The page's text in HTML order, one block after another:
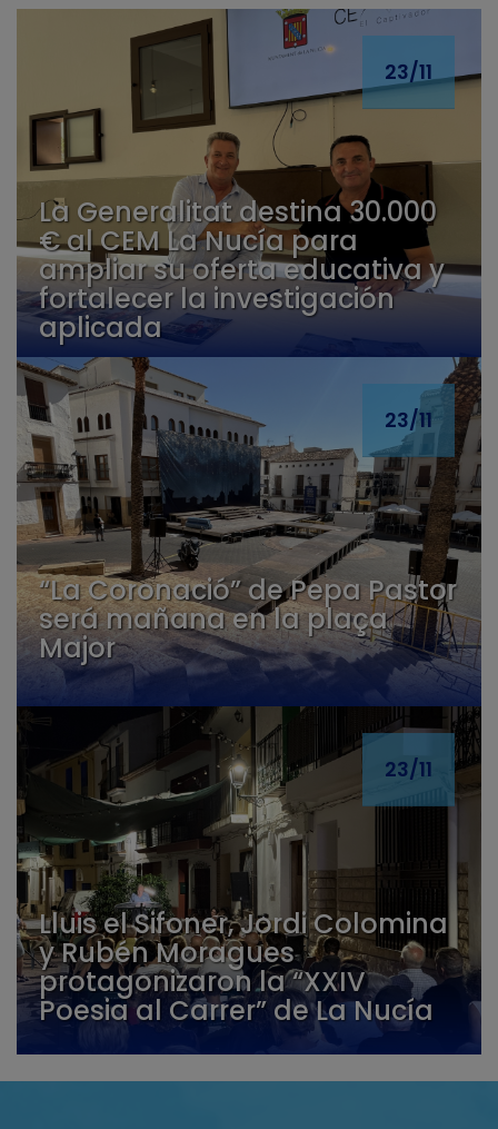
La Generalitat destina 30.000
€ al CEM La Nucía para
ampliar su oferta educativa y
fortalecer la investigación
aplicada
23/11
“La Coronació” de Pepa Pastor
será mañana en la plaça
Major
23/11
Lluis el Sifoner, Jordi Colomina
y Rubén Moragues
protagonizaron la “XXIV
Poesia al Carrer” de La Nucía
23/11